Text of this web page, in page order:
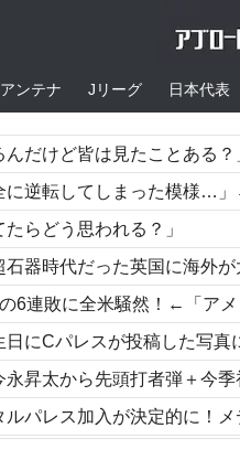
ンテナ Jリーグ 日本代表
皆は見たことある？」→「何
してしまった模様…」→「日本を
らどう思われる？」
器時代だった英国に海外が
6連敗に全米騒然！←「アメ
にCパレスが投稿した写真
者弾＋今季初マルチHRの3安打3打点も
定的に！メディカル検査をパス！現地